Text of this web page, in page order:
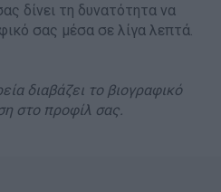
δίνει τη δυνατότητα να
σας μέσα σε λίγα λεπτά.
διαβάζει το βιογραφικό
στο προφίλ σας.